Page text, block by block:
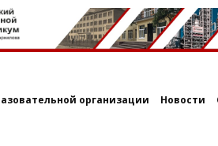
организации Новости